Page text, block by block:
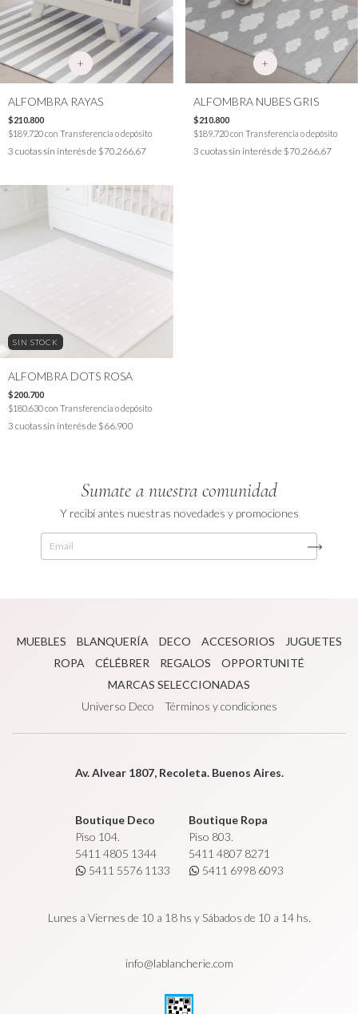
+
ALFOMBRA RAYAS
$210.800
$189.720con Transferencia o depósito
3 cuotas sin interés de $70.266,67
+
ALFOMBRA NUBES GRIS
$210.800
$189.720con Transferencia o depósito
3 cuotas sin interés de $70.266,67
SIN STOCK
ALFOMBRA DOTS ROSA
$200.700
$180.630con Transferencia o depósito
3 cuotas sin interés de $66.900
Sumate a nuestra comunidad
Y recibí antes nuestras novedades y promociones
MUEBLES BLANQUERÍA DECO ACCESORIOS
JUGUETES
ROPA
CÉLÉBRER REGALOS
OPPORTUNITÉ
MARCAS SELECCIONADAS
Universo Deco
Términos y condiciones
Av. Alvear 1807, Recoleta. Buenos Aires.
Boutique Deco
Piso 104.
5411 4805 1344
5411 5576 1133
Boutique Ropa
Piso 803.
5411 4807 8271
5411 6998 6093
Lunes a Viernes de 10 a 18 hs y Sábados de 10 a 14 hs.
info@lablancherie.com